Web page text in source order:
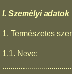
I. Személyi adatok
1. Természetes
1.1. Neve: